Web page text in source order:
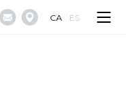
CA ES